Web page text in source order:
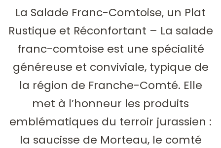
La Salade Franc-Comtoise, un Plat
Rustique et Réconfortant – La salade
franc-comtoise est une spécialité
généreuse et conviviale, typique de
la région de Franche-Comté. Elle
met à l’honneur les produits
emblématiques du terroir jurassien :
la saucisse de Morteau, le comté